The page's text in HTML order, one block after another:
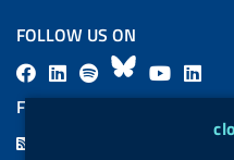
cookie management
FOLLOW US ON
F
a
L
i
a
B
l
Y
o i
FEED RSS